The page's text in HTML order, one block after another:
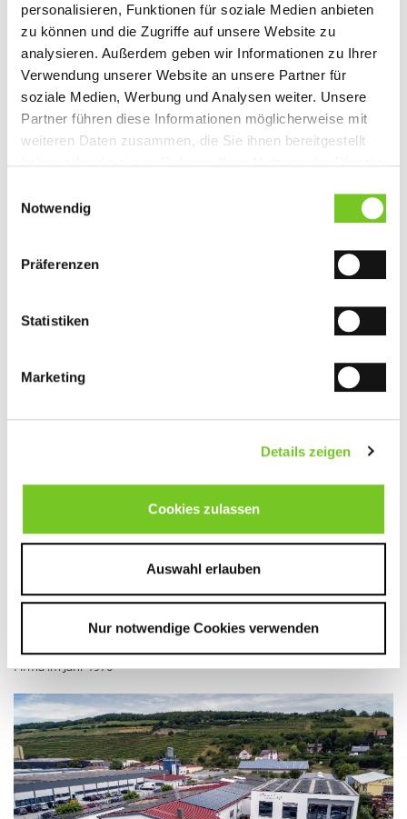
personalisieren, Funktionen für soziale Medien anbieten
zu können und die Zugriffe auf unsere Website zu
analysieren. Außerdem geben wir Informationen zu Ihrer
Verwendung unserer Website an unsere Partner für
soziale Medien, Werbung und Analysen weiter. Unsere
Partner führen diese Informationen möglicherweise mit
weiteren Daten zusammen, die Sie ihnen bereitgestellt
Cookies, wenn Sie unsere Webseite weiterhin nutzen.
Notwendig
Präferenzen
Statistiken
Marketing
Details zeigen
Cookies zulassen
Auswahl erlauben
Nur notwendige Cookies verwenden
tiefen Leidenschaft für das Stickhandwerk.
Richard Seifert
Erste Bauarbeiten in Dörzbach
Firma im Jahr 1970